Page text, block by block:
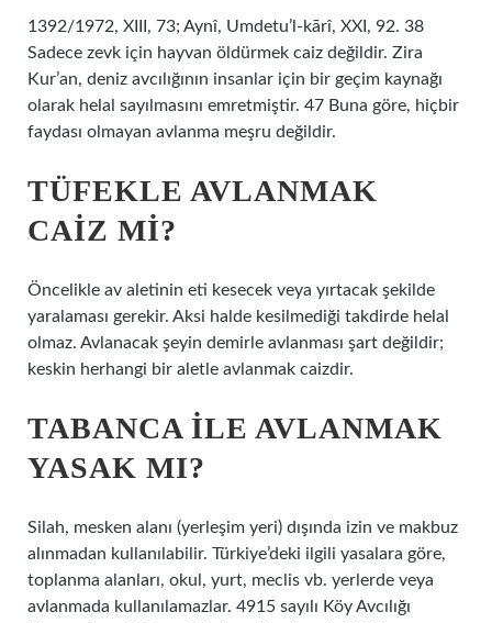
1392/1972, XIII, 73; Aynî, Umdetu’l-kārî, XXI, 92. 38
Sadece zevk için hayvan öldürmek caiz değildir. Zira
Kur’an, deniz avcılığının insanlar için bir geçim kaynağı
olarak helal sayılmasını emretmiştir. 47 Buna göre, hiçbir
faydası olmayan avlanma meşru değildir.
TÜFEKLE AVLANMAK
CAIZ MI?
Öncelikle av aletinin eti kesecek veya yırtacak şekilde
yaralaması gerekir. Aksi halde kesilmediği takdirde helal
olmaz. Avlanacak şeyin demirle avlanması şart değildir;
keskin herhangi bir aletle avlanmak caizdir.
TABANCA ILE AVLANMAK
YASAK MI?
Silah, mesken alanı (yerleşim yeri) dışında izin ve makbuz
alınmadan kullanılabilir. Türkiye’deki ilgili yasalara göre,
toplanma alanları, okul, yurt, meclis vb. yerlerde veya
avlanmada kullanılamazlar. 4915 sayılı Köy Avcılığı